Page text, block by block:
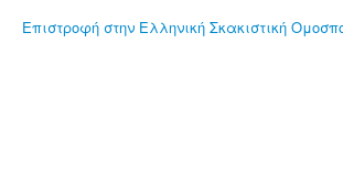
Επιστροφή στην Ελληνική Σκακιστική